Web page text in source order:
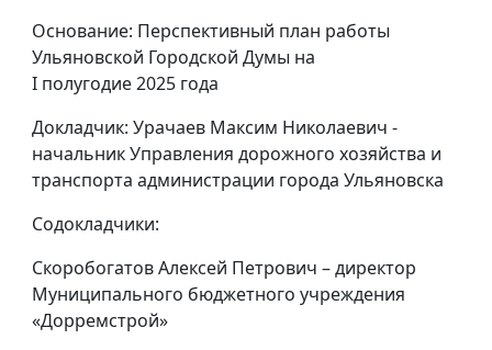
Основание: Перспективный план работы
Ульяновской Городской Думы на
I полугодие 2025 года
Докладчик: Урачаев Максим Николаевич -
начальник Управления дорожного хозяйства и
транспорта администрации города Ульяновска
Содокладчики:
Скоробогатов Алексей Петрович – директор
Муниципального бюджетного учреждения
«Дорремстрой»